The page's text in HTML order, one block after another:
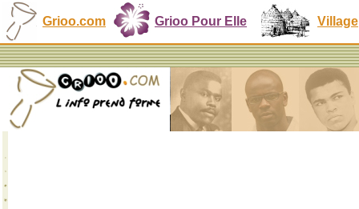
Grioo.com Grioo Pour Elle Village